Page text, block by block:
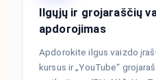
Ilgųjų ir grojaraščių
apdorojimas
Apdorokite ilgus vaizdo
kursus ir „YouTube“